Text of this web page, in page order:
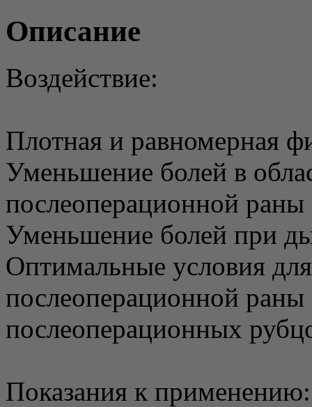
Описание
Воздействие:
Плотная и равномерная
Уменьшение болей в
послеоперационной раны
Уменьшение болей при
Оптимальные условия
послеоперационной
послеоперационных
Показания к применению: